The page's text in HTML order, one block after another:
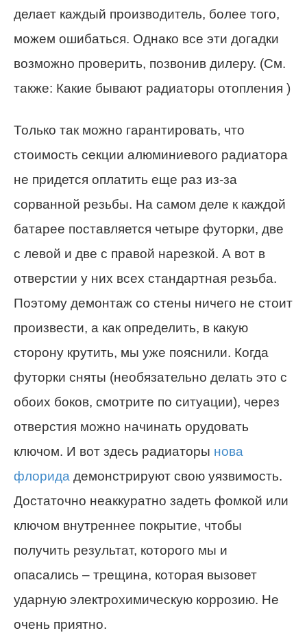
делает каждый производитель, более того,
можем ошибаться. Однако все эти догадки
возможно проверить, позвонив дилеру. (См.
также: Какие бывают радиаторы отопления )
Только так можно гарантировать, что
стоимость секции алюминиевого радиатора
не придется оплатить еще раз из-за
сорванной резьбы. На самом деле к каждой
батарее поставляется четыре футорки, две
с левой и две с правой нарезкой. А вот в
отверстии у них всех стандартная резьба.
Поэтому демонтаж со стены ничего не стоит
произвести, а как определить, в какую
сторону крутить, мы уже пояснили. Когда
футорки сняты (необязательно делать это с
обоих боков, смотрите по ситуации), через
отверстия можно начинать орудовать
ключом. И вот здесь радиаторы нова
флорида демонстрируют свою уязвимость.
Достаточно неаккуратно задеть фомкой или
ключом внутреннее покрытие, чтобы
получить результат, которого мы и
опасались – трещина, которая вызовет
ударную электрохимическую коррозию. Не
очень приятно.